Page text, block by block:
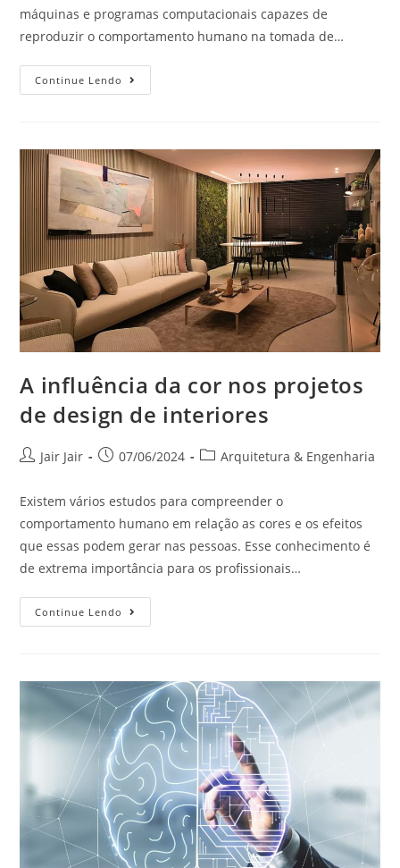
máquinas e programas computacionais capazes de
reproduzir o comportamento humano na tomada de…
Continue Lendo
A influência da cor nos projetos
de design de interiores
Jair Jair 07/06/2024 Arquitetura & Engenharia
Existem vários estudos para compreender o
comportamento humano em relação as cores e os efeitos
que essas podem gerar nas pessoas. Esse conhecimento é
de extrema importância para os profissionais…
Continue Lendo